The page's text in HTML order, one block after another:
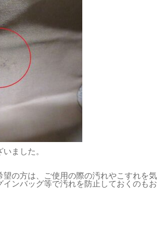
ました。
望の方は、ご使用の際の汚れやこすれを気
インバッグ等で汚れを防止しておくのもお